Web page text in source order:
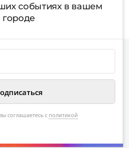
событиях в вашем
городе
соглашаетесь с политикой